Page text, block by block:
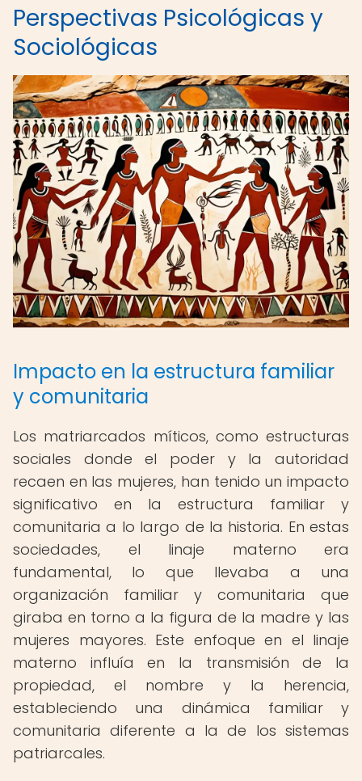
Perspectivas Psicológicas y
Sociológicas
Impacto en la estructura familiar
y comunitaria
Los matriarcados míticos, como estructuras
sociales donde el poder y la autoridad
recaen en las mujeres, han tenido un impacto
significativo en la estructura familiar y
comunitaria a lo largo de la historia. En estas
sociedades, el linaje materno era
fundamental, lo que llevaba a una
organización familiar y comunitaria que
giraba en torno a la figura de la madre y las
mujeres mayores. Este enfoque en el linaje
materno influía en la transmisión de la
propiedad, el nombre y la herencia,
estableciendo una dinámica familiar y
comunitaria diferente a la de los sistemas
patriarcales.